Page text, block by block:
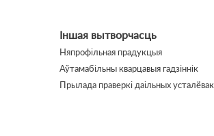
Іншая вытворчасць
Няпрофільная прадукцыя
Аўтамабільны кварцавыя гадзіннік
Прылада праверкі даільных усталёвак